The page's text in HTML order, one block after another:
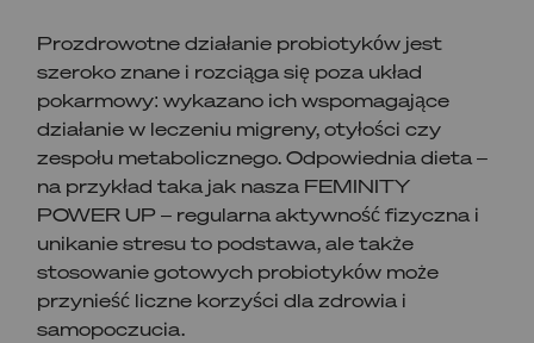
Prozdrowotne działanie probiotyków jest
szeroko znane i rozciąga się poza układ
pokarmowy: wykazano ich wspomagające
działanie w leczeniu migreny, otyłości czy
zespołu metabolicznego. Odpowiednia dieta –
na przykład taka jak nasza FEMINITY
POWER UP – regularna aktywność fizyczna i
unikanie stresu to podstawa, ale także
stosowanie gotowych probiotyków może
przynieść liczne korzyści dla zdrowia i
samopoczucia.